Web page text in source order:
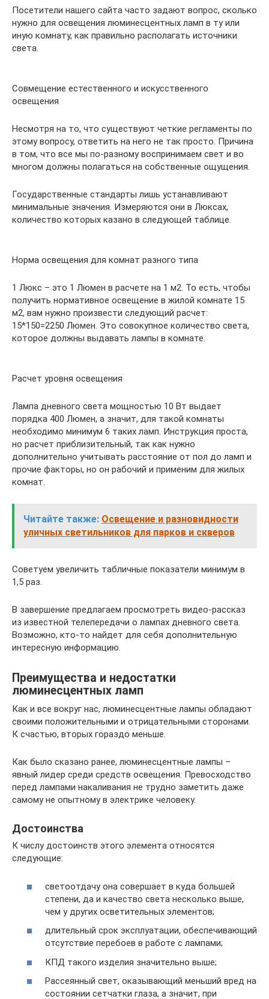
Посетители нашего сайта часто задают вопрос, сколько
нужно для освещения люминесцентных ламп в ту или
иную комнату, как правильно располагать источники
света.
Совмещение естественного и искусственного
освещения
Несмотря на то, что существуют четкие регламенты по
этому вопросу, ответить на него не так просто. Причина
в том, что все мы по-разному воспринимаем свет и во
многом должны полагаться на собственные ощущения.
Государственные стандарты лишь устанавливают
минимальные значения. Измеряются они в Люксах,
количество которых казано в следующей таблице.
Норма освещения для комнат разного типа
1 Люкс – это 1 Люмен в расчете на 1 м2. То есть, чтобы
получить нормативное освещение в жилой комнате 15
м2, вам нужно произвести следующий расчет:
15*150=2250 Люмен. Это совокупное количество света,
которое должны выдавать лампы в комнате.
Расчет уровня освещения
Лампа дневного света мощностью 10 Вт выдает
порядка 400 Люмен, а значит, для такой комнаты
необходимо минимум 6 таких ламп. Инструкция проста,
но расчет приблизительный, так как нужно
дополнительно учитывать расстояние от пол до ламп и
прочие факторы, но он рабочий и применим для жилых
комнат.
Читайте также: Освещение и разновидности
уличных светильников для парков и скверов
Советуем увеличить табличные показатели минимум в
1,5 раз.
В завершение предлагаем просмотреть видео-рассказ
из известной телепередачи о лампах дневного света.
Возможно, кто-то найдет для себя дополнительную
интересную информацию.
Преимущества и недостатки
люминесцентных ламп
Как и все вокруг нас, люминесцентные лампы обладают
своими положительными и отрицательными сторонами.
К счастью, вторых гораздо меньше.
Как было сказано ранее, люминесцентные лампы –
явный лидер среди средств освещения. Превосходство
перед лампами накаливания не трудно заметить даже
самому не опытному в электрике человеку.
Достоинства
К числу достоинств этого элемента относятся
следующие:
светоотдачу она совершает в куда большей
степени, да и качество света несколько выше,
чем у других осветительных элементов;
длительный срок эксплуатации, обеспечивающий
отсутствие перебоев в работе с лампами;
КПД такого изделия значительно выше;
Рассеянный свет, оказывающий меньший вред на
состоянии сетчатки глаза, а значит, при